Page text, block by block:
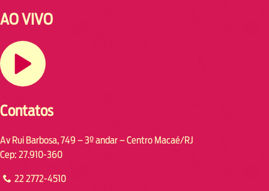
AO VIVO
Contatos
Av Rui Barbosa, 749 – 3º andar – Centro Macaé/RJ
Cep: 27.910-360
22 2772-4510